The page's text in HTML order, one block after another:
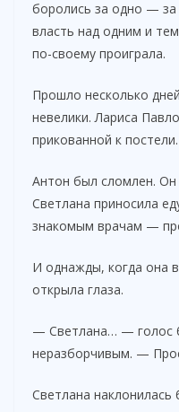
боролись за одно — за
власть над одним и
по-своему проиграла.
Прошло несколько
невелики. Лариса
прикованной к постели.
Антон был сломлен. Он
Светлана приносила
знакомым врачам —
И однажды, когда она
открыла глаза.
— Светлана… — голос
неразборчивым. —
Светлана наклонилась